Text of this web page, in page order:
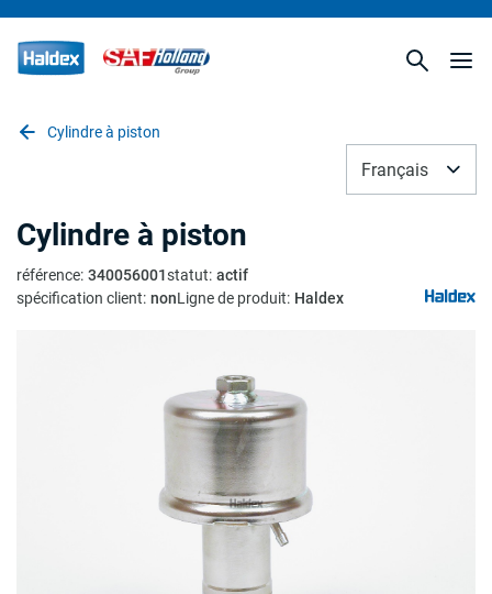
Cylindre à piston
Français
Cylindre à piston
référence: 340056001statut: actif
spécification client: nonLigne de produit: Haldex